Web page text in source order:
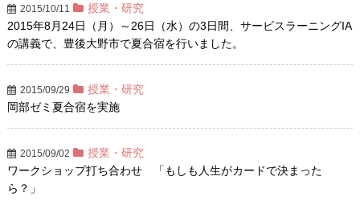
2015/10/11
授業・研究
2015年8月24日（月）～26日（水）の3日間、サービスラーニングIA
の講義で、豊後大野市で夏合宿を行いました。
2015/09/29
授業・研究
岡部ゼミ夏合宿を実施
2015/09/02
授業・研究
ワークショップ打ち合わせ 「もしも人生がカードで決まった
ら？」